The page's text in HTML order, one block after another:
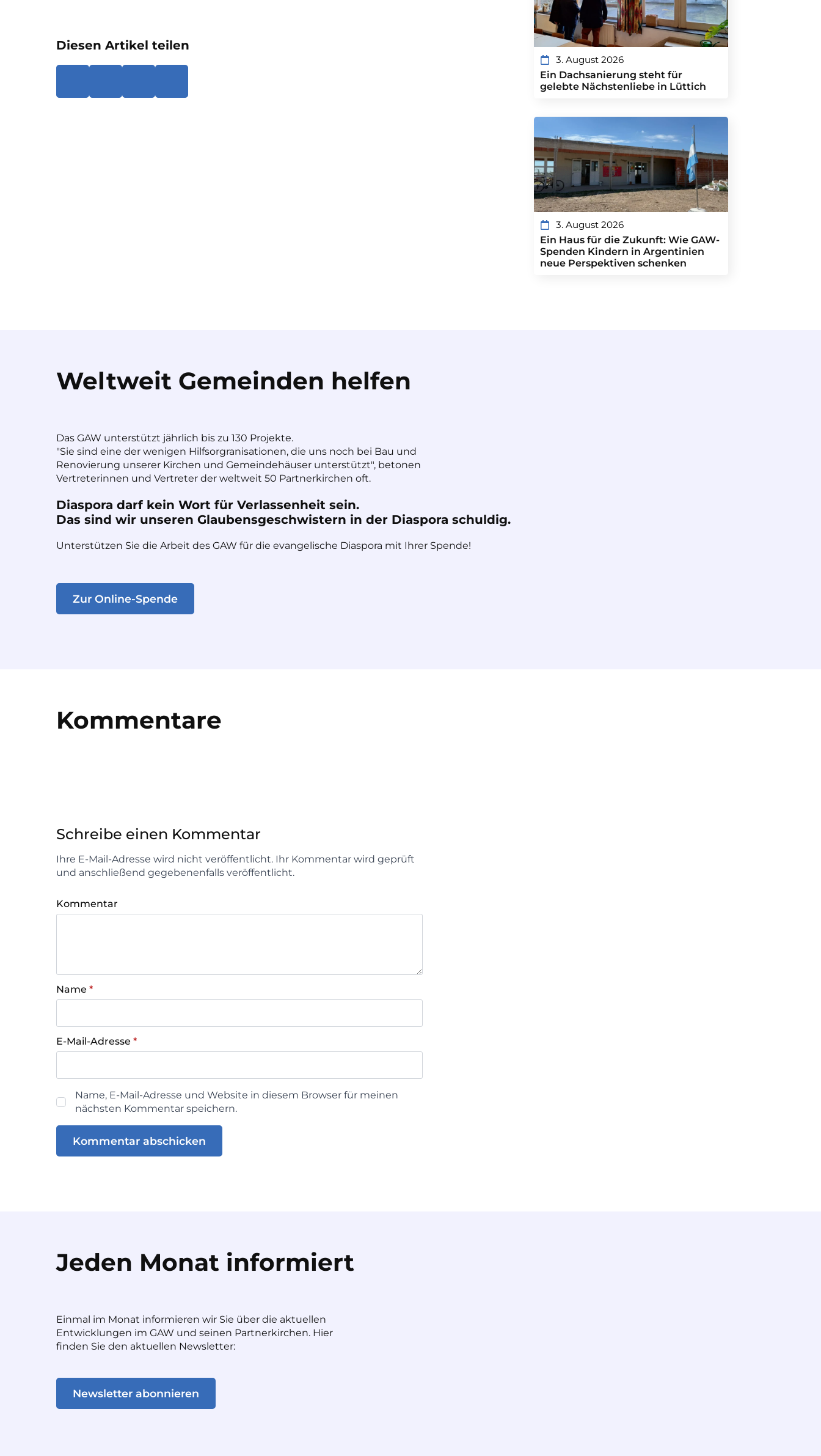
Diesen Artikel teilen
3. August 2026
Ein Dachsanierung steht für
gelebte Nächstenliebe in Lüttich
3. August 2026
Ein Haus für die Zukunft: Wie GAW-
Spenden Kindern in Argentinien
neue Perspektiven schenken
Weltweit Gemeinden helfen
Das GAW unterstützt jährlich bis zu 130 Projekte.
"Sie sind eine der wenigen Hilfsorgranisationen, die uns noch bei Bau und
Renovierung unserer Kirchen und Gemeindehäuser unterstützt", betonen
Vertreterinnen und Vertreter der weltweit 50 Partnerkirchen oft.
Diaspora darf kein Wort für Verlassenheit sein.
Das sind wir unseren Glaubensgeschwistern in der Diaspora schuldig.
Unterstützen Sie die Arbeit des GAW für die evangelische Diaspora mit Ihrer Spende!
Zur Online-Spende
Kommentare
Schreibe einen Kommentar
Ihre E-Mail-Adresse wird nicht veröffentlicht. Ihr Kommentar wird geprüft
und anschließend gegebenenfalls veröffentlicht.
Kommentar
Name *
E-Mail-Adresse *
Name, E-Mail-Adresse und Website in diesem Browser für meinen
nächsten Kommentar speichern.
Jeden Monat informiert
Einmal im Monat informieren wir Sie über die aktuellen
Entwicklungen im GAW und seinen Partnerkirchen. Hier
finden Sie den aktuellen Newsletter:
Newsletter abonnieren